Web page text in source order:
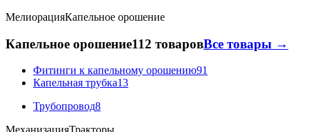
МелиорацияКапельное орошение
Капельное орошение112 товаровВсе товары →
Фитинги к капельному орошению91
Капельная трубка13
Трубопровод8